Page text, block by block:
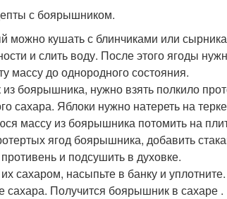
с боярышником.
можно кушать с блинчиками или
и слить воду. После этого ягоды
массу до однородного состояния.
боярышника, нужно взять полкило
сахара. Яблоки нужно натереть на
массу из боярышника потомить на
ягод боярышника, добавить
и подсушить в духовке.
сахаром, насыпьте в банку и
сахара. Получится боярышник в сахаре .